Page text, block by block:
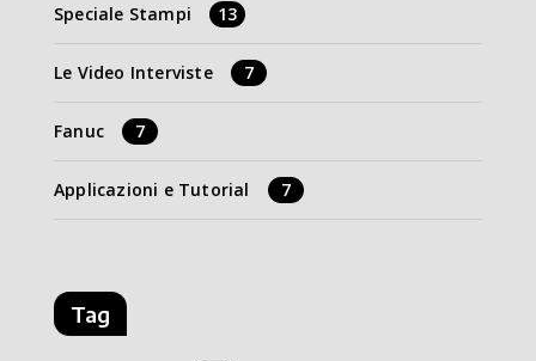
Speciale Stampi 13
Le Video Interviste 7
Fanuc 7
Applicazioni e Tutorial 7
Tag